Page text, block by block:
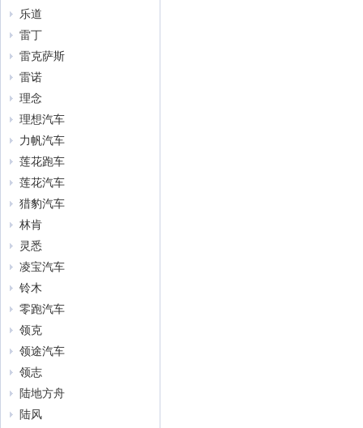
乐道
雷丁
雷克萨斯
雷诺
理念
理想汽车
力帆汽车
莲花跑车
莲花汽车
猎豹汽车
林肯
灵悉
凌宝汽车
铃木
零跑汽车
领克
领途汽车
领志
陆地方舟
陆风